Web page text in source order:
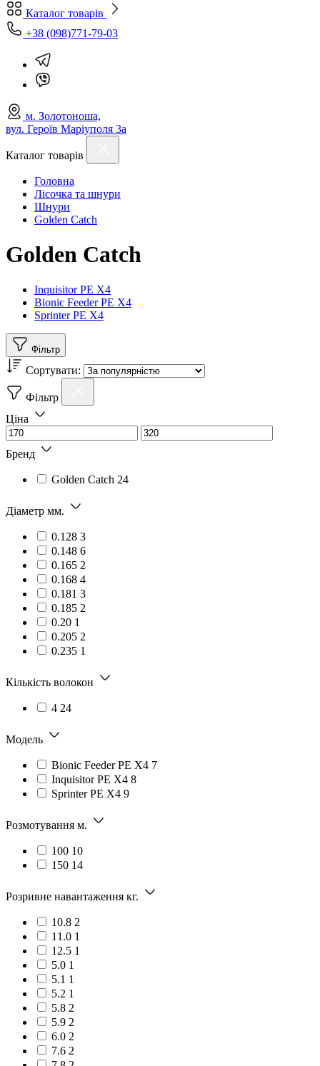
Каталог товарів
+38 (098)771-79-03
м. Золотоноша,
вул. Героїв Маріуполя 3а
Каталог товарів
Головна
Лісочка та шнури
Шнури
Golden Catch
Golden Catch
Inquisitor PE X4
Bionic Feeder PE X4
Sprinter PE X4
Фільтр
Сортувати:
Фільтр
Ціна
Бренд
Golden Catch 24
Діаметр мм.
0.128 3
0.148 6
0.165 2
0.168 4
0.181 3
0.185 2
0.20 1
0.205 2
0.235 1
Кількість волокон
4 24
Модель
Bionic Feeder PE X4 7
Inquisitor PE X4 8
Sprinter PE X4 9
Розмотування м.
100 10
150 14
Розривне навантаження кг.
10.8 2
11.0 1
12.5 1
5.0 1
5.1 1
5.2 1
5.8 2
5.9 2
6.0 2
7.6 2